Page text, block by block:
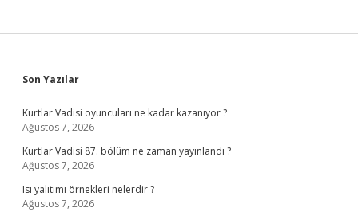
Sidebar
Son Yazılar
Kurtlar Vadisi oyuncuları ne kadar kazanıyor ?
Ağustos 7, 2026
Kurtlar Vadisi 87. bölüm ne zaman yayınlandı ?
Ağustos 7, 2026
Isı yalıtımı örnekleri nelerdir ?
Ağustos 7, 2026